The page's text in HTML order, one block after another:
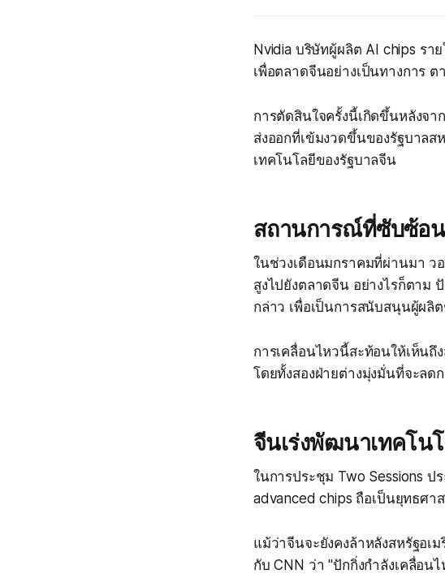
Nvidia บริษัทผู้ผลิต AI chips ร
เพื่อตลาดจีนอย่างเป็นทางการ ต
การตัดสินใจครั้งนี้เกิดขึ้นหลังจ
ส่งออกที่เข้มงวดขึ้นของรัฐบาลส
เทคโนโลยีของรัฐบาลจีน
สถานการณ์ที่ซับซ้อน
ในช่วงเดือนมกราคมที่ผ่านมา ว
สูงไปยังตลาดจีน อย่างไรก็ตาม
กล่าว เพื่อเป็นการสนับสนุนผู้ผลิ
การเคลื่อนไหวนี้สะท้อนให้เห็นถึ
โดยทั้งสองฝ่ายต่างมุ่งมั่นที่จะลด
จีนเร่งพัฒนาเทคโน
ในการประชุม Two Sessions
advanced chips ถือเป็นยุทธศ
แม้ว่าจีนจะยังคงล้าหลังสหรัฐอ
กับ CNN ว่า "ปักกิ่งกำลังเคลื่อน